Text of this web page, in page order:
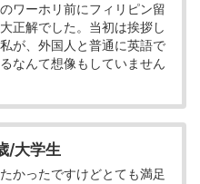
ワーホリ前にフィリピン留
正解でした。当初は挨拶し
が、外国人と普通に英語で
なんて想像もしていません
/大学生
かったですけどとても満足